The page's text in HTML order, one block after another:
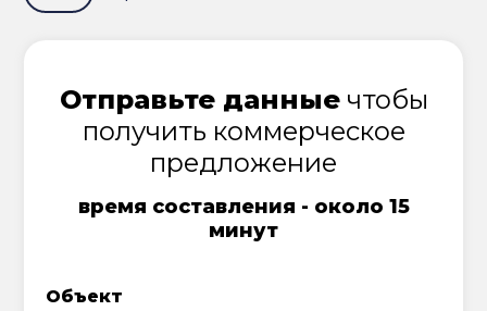
Отправьте данныечтобы
получить коммерческое
предложение
время составления - около 15
минут
Объект